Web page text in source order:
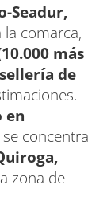
Seadur,
comarca,
más
de
en
concentra
zona de